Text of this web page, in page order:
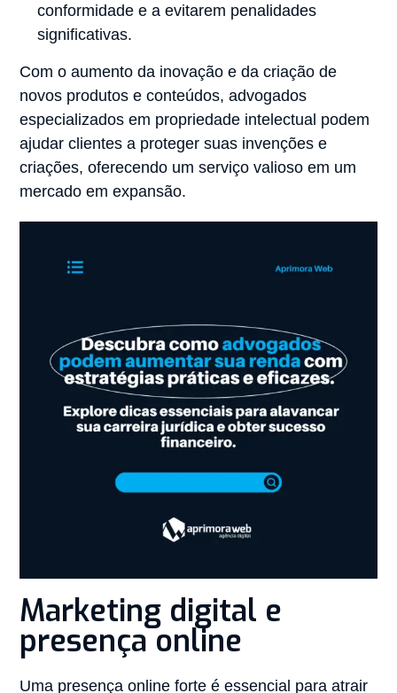
conformidade e a evitarem penalidades
significativas.
Com o aumento da inovação e da criação de
novos produtos e conteúdos, advogados
especializados em propriedade intelectual podem
ajudar clientes a proteger suas invenções e
criações, oferecendo um serviço valioso em um
mercado em expansão.
Marketing digital e
presença online
Uma presença online forte é essencial para atrair